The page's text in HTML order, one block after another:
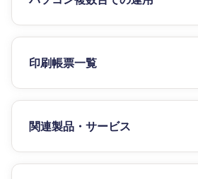
印刷帳票一覧
関連製品・サービス